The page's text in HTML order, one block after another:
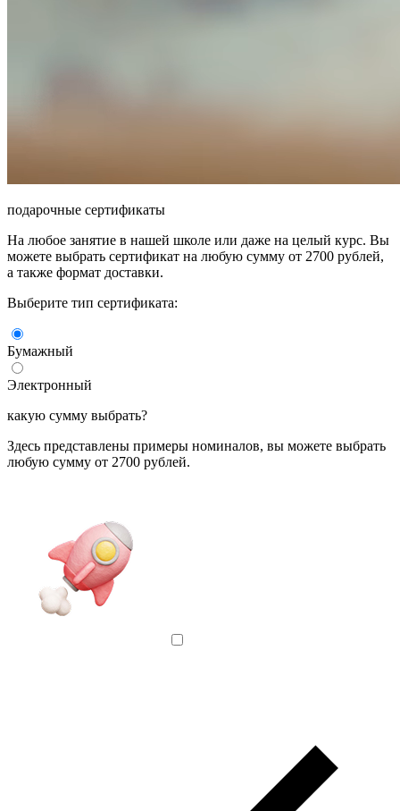
подарочные сертификаты
На любое занятие в нашей школе или даже на целый курс. Вы
можете выбрать сертификат на любую сумму от 2700 рублей,
а также формат доставки.
Выберите тип сертификата:
Бумажный
Электронный
какую сумму выбрать?
Здесь представлены примеры номиналов, вы можете выбрать
любую сумму от 2700 рублей.